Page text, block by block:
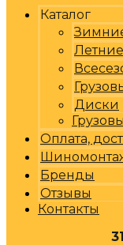
Каталог
Диски
Оплата,
Бренды
Отзывы
Контакты